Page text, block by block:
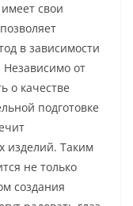
свои
в зависимости
от
о качестве
подготовке
изделий. Таким
не только
создания